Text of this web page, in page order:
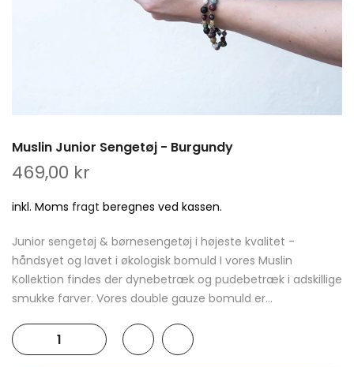
Muslin Junior Sengetøj - Burgundy
469,00 kr
inkl. Moms fragt beregnes ved kassen.
Junior sengetøj & børnesengetøj i højeste kvalitet -
håndsyet og lavet i økologisk bomuld I vores Muslin
Kollektion findes der dynebetræk og pudebetræk i adskillige
smukke farver. Vores double gauze bomuld er...